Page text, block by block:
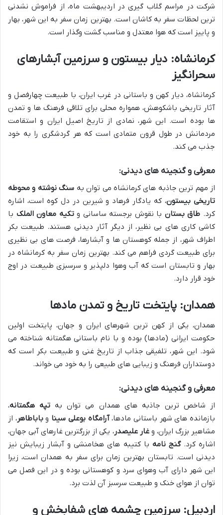
شرکت در مراسم گلاب گیری در اردیبهشت ماه، از فراموش نشدنی
ترین لحظات سفر به کاشان است. بهترین زمان سفر به این شهر، بهار
و پاییز است که هوا معتدل و مناسب گشت وگذار است.
کرمانشاه: دیار بیستون و سرزمین آبشارهای
سحرانگیز
کرمانشاه، دیار کهن و باستانی در غرب ایران، با طبیعت چهارفصل و
آثار تاریخی باشکوهش، همواره محلی برای تلاقی فرهنگ ها و تمدن
ها بوده است. این شهر، نمادی از تاریخ اصیل ایران و استقامت
مردمانش در طول قرون متمادی است که هر گردشگری را به خود
جذب می کند.
معرفی و گنجینه های دیدنی:
از مهم ترین جاذبه های کرمانشاه می توان به سنگ نوشته و محوطه
تاریخی بیستون، که یادگار فرهاد و شیرین در دل کوه است، اشاره
کرد. طاق بستان با نقوش برجسته ساسانی وتکیه معاون الملک با
کاشی کاری های بی نظیر، از دیگر آثار دیدنی هستند. طبیعت بکر
اطراف شهر، از جمله کوهستان ها و آبشارها، فرصت های بی نظیری
برای طبیعت گردی فراهم می کند. بهترین زمان سفر به کرمانشاه در
بهار و تابستان است که آب وهوا دلپذیر و سرسبزی طبیعت در اوج
خود قرار دارد.
همدان: پایتخت تاریخ و تمدن مادها
همدان، یکی از کهن ترین شهرهای ایران و جهان، پایتخت اولین
حکومت ایرانی (مادها) بوده و با نام باستانی هگمتانه شناخته می
شود. این شهر، تلفیقی جذاب از تاریخ غنی و طبیعت بکر است که
دوستداران فرهنگ و زیبایی های طبیعی را به خود می خواند.
معرفی و گنجینه های دیدنی:
از شاخص ترین جاذبه های همدان می توان به تپه هگمتانه،
بازمانده های شهر باستانی مادها،آرامگاه بوعلی سینا وباباطاهر، از
مشاهیر بزرگ ایران، وغار علیصدر، یکی از بزرگترین غارهای آبی جهان،
اشاره کرد.گنج نامه با کتیبه های هخامنشی و آبشار زیبایش نیز
دیدنی است. تابستان بهترین زمان برای سفر به همدان است، زیرا
این شهر دارای آب وهوای سرد و کوهستانی بوده و در این فصل می
توان از هوای خنک و طبیعت سرسبز آن لذت برد.
اردبیل: سرزمین چشمه های شفابخش و